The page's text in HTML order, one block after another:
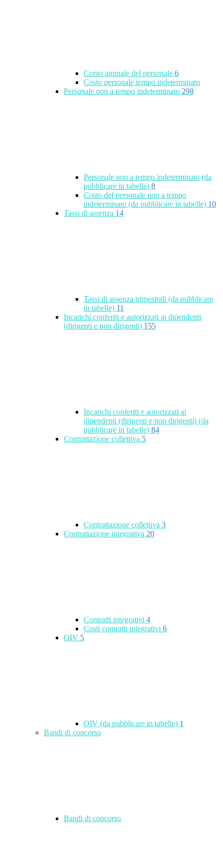
Conto annuale del personale 6
Costo personale tempo indeterminato
Personale non a tempo indeterminato 298
Personale non a tempo indeterminato (da
pubblicare in tabelle) 8
Costo del personale non a tempo
indeterminato (da pubblicare in tabelle) 10
Tassi di assenza 14
Tassi di assenza trimestrali (da pubblicare
in tabelle) 11
Incarichi conferiti e autorizzati ai dipendenti
(dirigenti e non dirigenti) 155
Incarichi conferiti e autorizzati ai
dipendenti (dirigenti e non dirigenti) (da
pubblicare in tabelle) 84
Contrattazione collettiva 5
Contrattazione collettiva 3
Contrattazione integrativa 20
Contratti integrativi 4
Costi contratti integrativi 6
OIV 5
OIV (da pubblicare in tabelle) 1
Bandi di concorso
Bandi di concorso